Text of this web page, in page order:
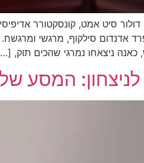
סיט אמט, קונסקטורר
אדנדום סילקוף, מרגשי
ניצאחו נמרגי שהכים תוק,
המסע של